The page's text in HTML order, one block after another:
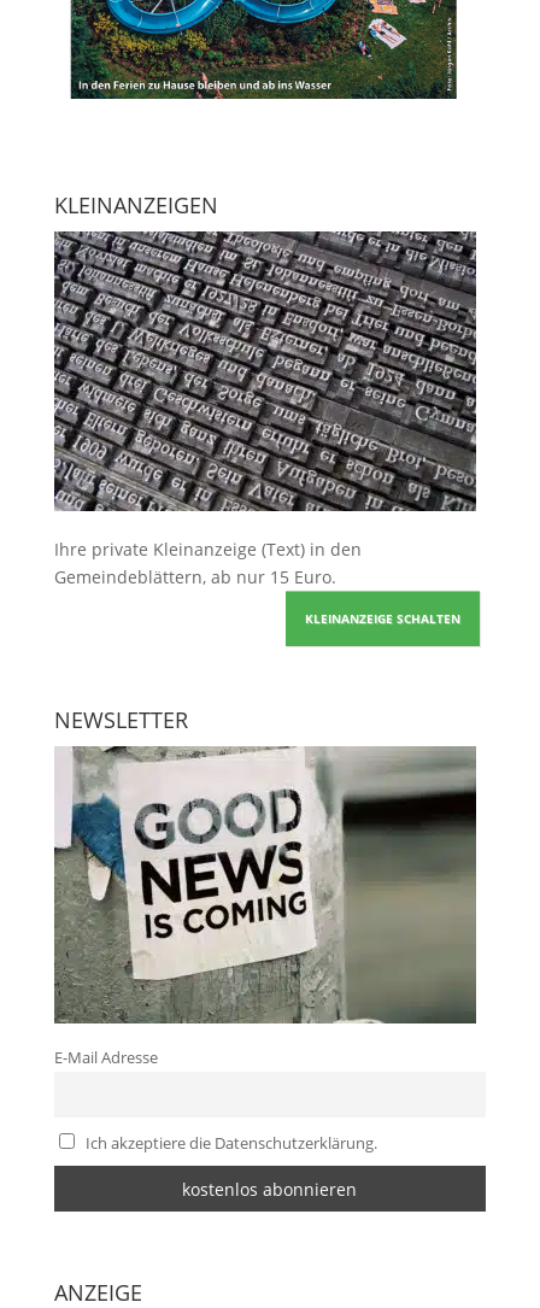
KLEINANZEIGEN
Ihre private Kleinanzeige (Text) in den
Gemeindeblättern, ab nur 15 Euro.
KLEINANZEIGE SCHALTEN
NEWSLETTER
E-Mail Adresse
Ich akzeptiere die Datenschutzerklärung.
ANZEIGE